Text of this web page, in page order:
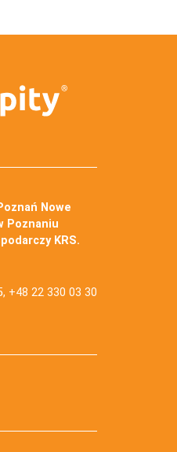
Nowe
Poznaniu
KRS.
+48 22 330 03 30